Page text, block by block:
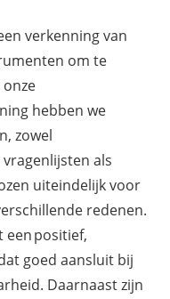
verkenning van
om te
hebben we
zowel
als
uiteindelijk voor
redenen.
positief,
goed aansluit bij
Daarnaast zijn